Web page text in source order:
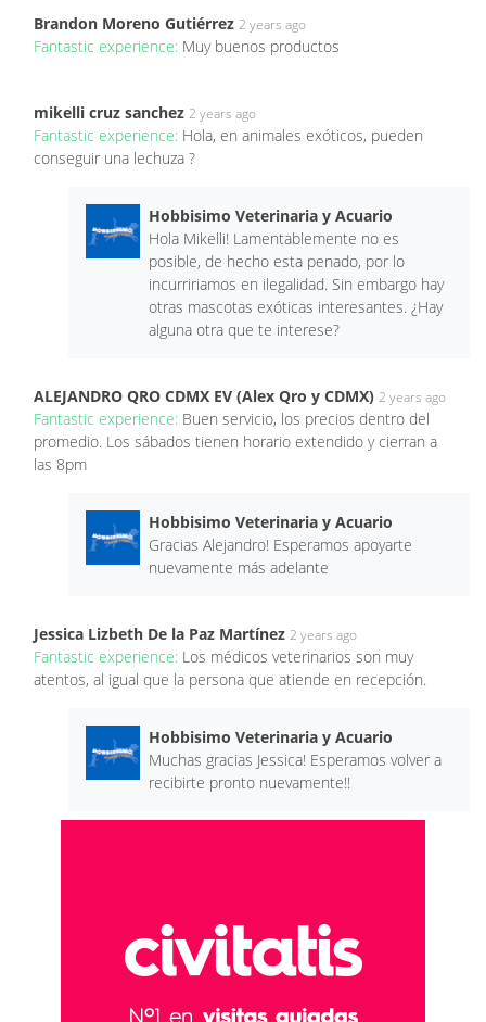
Brandon Moreno Gutiérrez 2 years ago
Fantastic experience: Muy buenos productos
mikelli cruz sanchez 2 years ago
Fantastic experience: Hola, en animales exóticos, pueden
conseguir una lechuza ?
Hobbisimo Veterinaria y Acuario
Hola Mikelli! Lamentablemente no es
posible, de hecho esta penado, por lo
incurririamos en ilegalidad. Sin embargo hay
otras mascotas exóticas interesantes. ¿Hay
alguna otra que te interese?
ALEJANDRO QRO CDMX EV (Alex Qro y CDMX) 2 years ago
Fantastic experience: Buen servicio, los precios dentro del
promedio. Los sábados tienen horario extendido y cierran a
las 8pm
Hobbisimo Veterinaria y Acuario
Gracias Alejandro! Esperamos apoyarte
nuevamente más adelante
Jessica Lizbeth De la Paz Martínez 2 years ago
Fantastic experience: Los médicos veterinarios son muy
atentos, al igual que la persona que atiende en recepción.
Hobbisimo Veterinaria y Acuario
Muchas gracias Jessica! Esperamos volver a
recibirte pronto nuevamente!!